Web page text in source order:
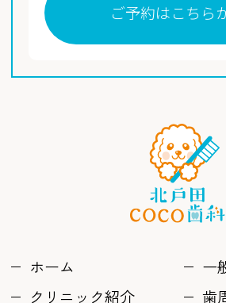
ご予約はこちら
ホーム
一
クリニック紹介
歯